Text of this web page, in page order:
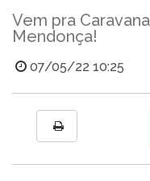
Vem pra
Mendonça!
07/05/22 10:25